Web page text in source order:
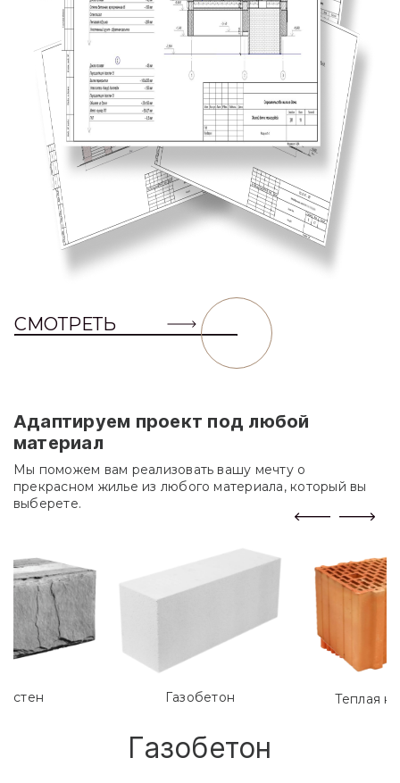
СМОТРЕТЬ
Адаптируем проект под любой
материал
Мы поможем вам реализовать вашу мечту о
прекрасном жилье из любого материала, который вы
выберете.
Газобетон Теплая
Газобетон